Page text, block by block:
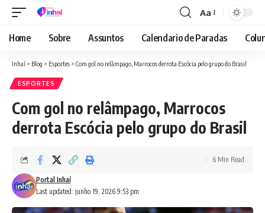
Font
Resizer
Aa
Home Sobre Assuntos Calendario de Paradas
Inhaí > Blog > Esportes > Com gol no relâmpago, Marrocos derrota Escócia pelo grupo do Brasil
ESPORTES
Com gol no relâmpago, Marrocos
derrota Escócia pelo grupo do Brasil
Last updated: junho 19, 2026 9:53 pm
Portal Inhaí
6 Min Read